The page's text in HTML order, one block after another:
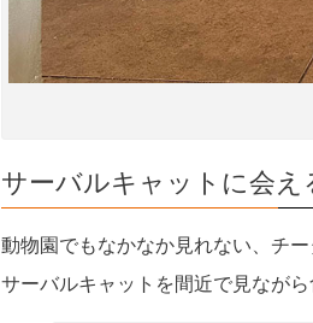
サーバルキャットに会え
動物園でもなかなか見れない、チ
サーバルキャットを間近で見なが